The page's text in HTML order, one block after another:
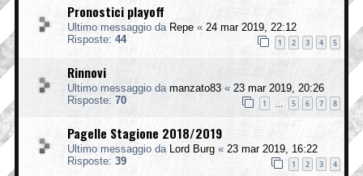
Pronostici playoff
Ultimo messaggio da Repe « 24 mar 2019, 22:12
Risposte: 44 1 2 3 4 5
Rinnovi
Ultimo messaggio da manzato83 « 23 mar 2019, 20:26
Risposte: 70 1 5 6 7 8
Pagelle Stagione 2018/2019
Ultimo messaggio da Lord Burg « 23 mar 2019, 16:22
Risposte: 39 1 2 3 4